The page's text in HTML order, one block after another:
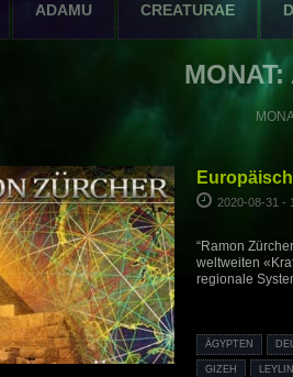
ADAMU CREATURAE
MONAT:
2020-08-31 -
“Ramon
weltweiten
regionale
ÄGYPTEN
GIZEH